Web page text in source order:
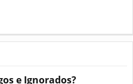
e Ignorados?